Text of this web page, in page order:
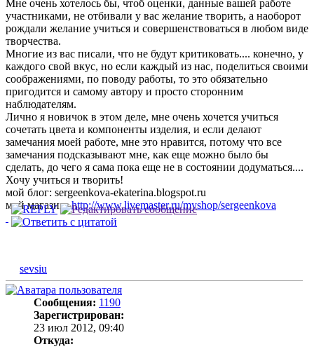
Мне очень хотелось бы, чтоб оценки, данные вашей работе
участниками, не отбивали у вас желание творить, а наоборот
рождали желание учиться и совершенствоваться в любом виде
творчества.
Многие из вас писали, что не будут критиковать.... конечно, у
каждого свой вкус, но если каждый из нас, поделиться своими
соображениями, по поводу работы, то это обязательно
пригодится и самому автору и просто сторонним
наблюдателям.
Лично я новичок в этом деле, мне очень хочется учиться
сочетать цвета и компоненты изделия, и если делают
замечания моей работе, мне это нравится, потому что все
замечания подсказывают мне, как еще можно было бы
сделать, до чего я сама пока еще не в состоянии додуматься....
Хочу учиться и творить!
мой блог: sergeenkova-ekaterina.blogspot.ru
мой магазин:http://www.livemaster.ru/myshop/sergeenkova
sevsiu
Сообщения: 1190
Зарегистрирован:
23 июл 2012, 09:40
Откуда: